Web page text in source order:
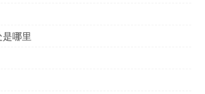
哪里